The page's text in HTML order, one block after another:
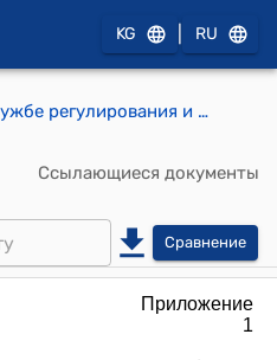
KG RU
Положение о Службе регулирования и надзора за финансовым рынком при Министерстве экономики и коммерции Кыргызской Республики ((к постановлению Кабинета Министров Кыргызской Республики от 10 декабря 2021 года № 300)
Ссылающиеся документы
Сравнение